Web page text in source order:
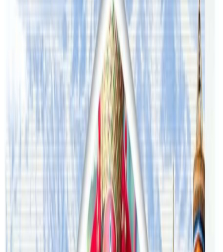
प्रतिक्रिया दिनुहोस
टिप्पणीहरू लोड हुँदैछ…
ट्यागहरू
#intertainment
सम्बन्धित समाचार
अष्ट्रेलियामा नर्सको तलब पाँचौं पटक वृद्धि
अस्ट्रेलियामा विवाह घट्यो, बढ्यो सम्बन्धविच्छेद